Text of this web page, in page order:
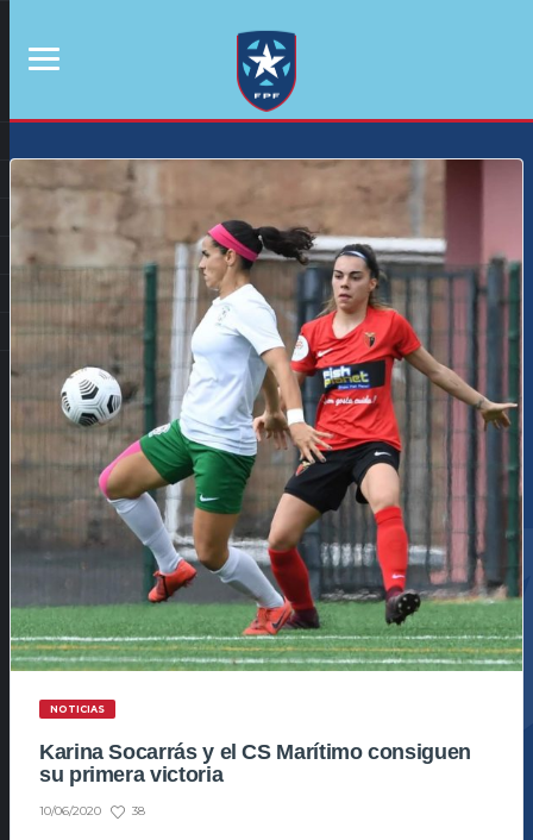
NOTICIAS
Karina Socarrás y el CS Marítimo consiguen
su primera victoria
10/06/2020 38